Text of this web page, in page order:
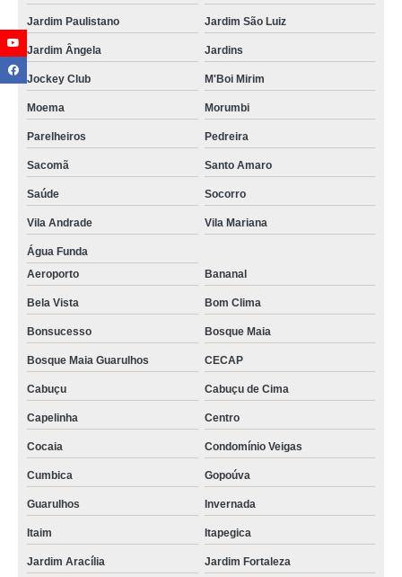
Jardim Paulistano Jardim São Luiz
Jardim Ângela Jardins
Jockey Club M'Boi Mirim
Moema Morumbi
Parelheiros Pedreira
Sacomã Santo Amaro
Saúde Socorro
Vila Andrade Vila Mariana
Água Funda
Aeroporto
Bananal
Bela Vista Bom Clima
Bonsucesso Bosque Maia
Bosque Maia Guarulhos CECAP
Cabuçu Cabuçu de Cima
Capelinha Centro
Cocaia Condomínio Veigas
Cumbica Gopoúva
Guarulhos Invernada
Itaim Itapegica
Jardim Aracília Jardim Fortaleza